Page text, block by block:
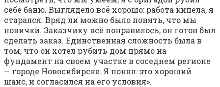
себе баню. Выглядело всё хорошо: работа кипела, я
старался. Вряд ли можно было понять, что мы
новички. Заказчику всё понравилось, он готов был
сделать заказ. Единственная сложность была в
том, что он хотел рубить дом прямо на
фундамент на своём участке в соседнем регионе
— городе Новосибирске. Я понял: это хороший
шанс, и согласился на его условия».